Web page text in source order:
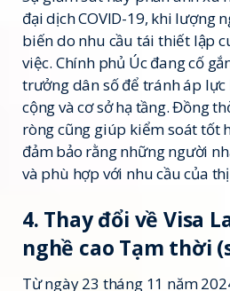
đại dịch COVID-19, khi lượng
biến do nhu cầu tái thiết lập
việc. Chính phủ Úc đang cố
trưởng dân số để tránh áp lực
cộng và cơ sở hạ tầng. Đồng
ròng cũng giúp kiểm soát tốt
đảm bảo rằng những người
và phù hợp với nhu cầu của
4. Thay đổi về Visa
nghề cao Tạm thời
Từ ngày 23 tháng 11 năm